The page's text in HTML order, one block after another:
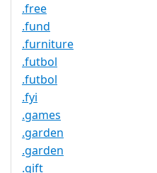
.free
.fund
.furniture
.futbol
.futbol
.fyi
.games
.garden
.garden
.gift